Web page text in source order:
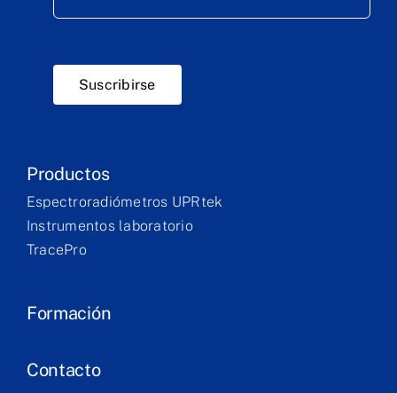
Suscribirse
Productos
Espectroradiómetros UPRtek
Instrumentos laboratorio
TracePro
Formación
Contacto